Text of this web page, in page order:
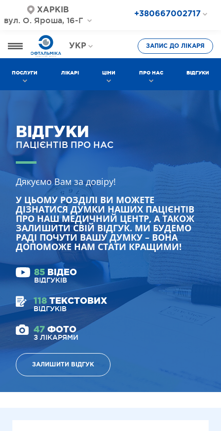
ХАРКІВ
вул. О. Яроша, 16-Г
+380667002717
+380577002717
УКР
РОС
ЗАПИС ДО ЛІКАРЯ
ПОСЛУГИ ЛІКАРІ ЦІНИ ПРО НАС ВІДГУКИ
ВІДГУКИ
ПАЦІЄНТІВ ПРО НАС
Дякуємо Вам за довіру!
У ЦЬОМУ РОЗДІЛІ ВИ МОЖЕТЕ
ДІЗНАТИСЯ ДУМКИ НАШИХ ПАЦІЄНТІВ
ПРО НАШ МЕДИЧНИЙ ЦЕНТР, А ТАКОЖ
ЗАЛИШИТИ СВІЙ ВІДГУК. МИ БУДЕМО
РАДІ ПОЧУТИ ВАШУ ДУМКУ – ВОНА
ДОПОМОЖЕ НАМ СТАТИ КРАЩИМИ!
85 ВІДЕО
ВІДГУКІВ
118 ТЕКСТОВИХ
ВІДГУКІВ
47 ФОТО
З ЛІКАРЯМИ
ЗАЛИШИТИ ВІДГУК